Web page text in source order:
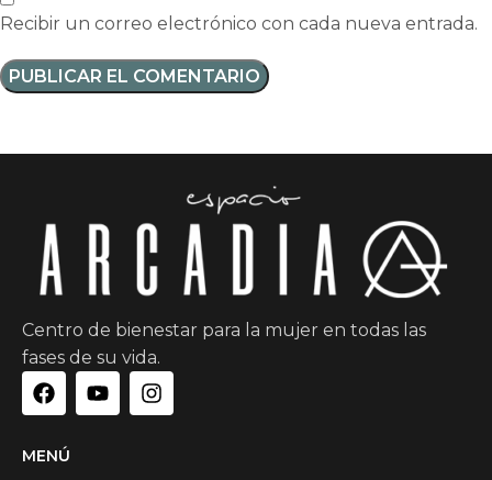
Recibir un correo electrónico con cada nueva entrada.
Centro de bienestar para la mujer en todas las
fases de su vida.
MENÚ